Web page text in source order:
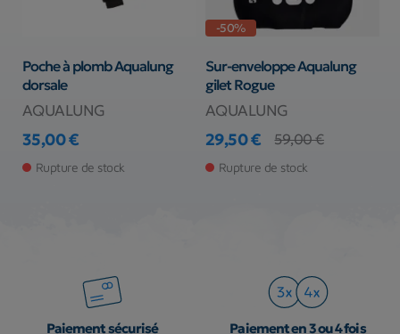
Poche à plomb Aqualung
dorsale
AQUALUNG
Prix
35,00 €
Rupture de stock
-50%
Sur-enveloppe Aqualung
gilet Rogue
AQUALUNG
Prix
29,50 €
Prix de base
59,00 €
Rupture de stock
Paiement sécurisé Paiement en 3 ou 4 fois